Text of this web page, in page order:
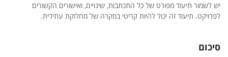
יש לשמור תיעוד מפורט של כל התכתבות, שינויים, ואישורים הקשורים
לפרויקט. תיעוד זה יכול להיות קריטי במקרה של מחלוקת עתידית.
סיכום